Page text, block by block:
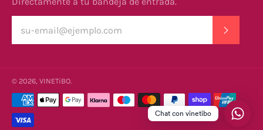
© 2026, VINETiBO.
Métodos
de
pago
Chat con vinetibo